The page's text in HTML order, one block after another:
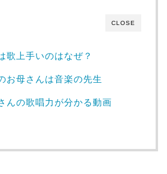
CLOSE
歌上手いのはなぜ？
お母さんは音楽の先生
んの歌唱力が分かる動画